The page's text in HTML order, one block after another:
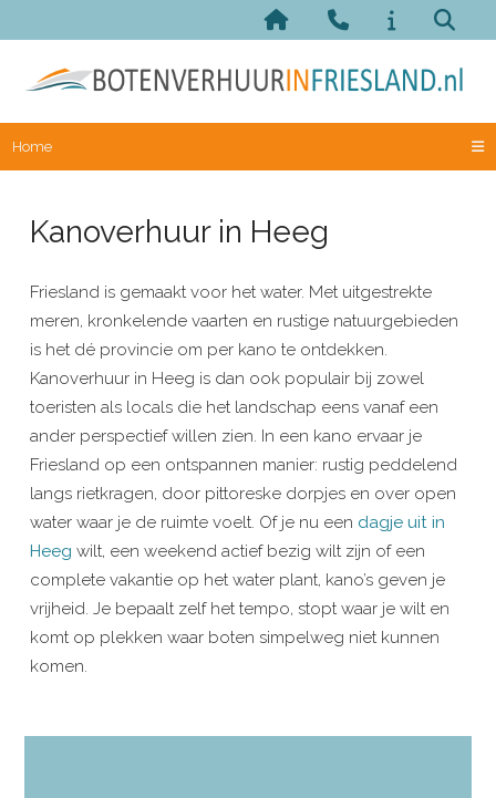
Home
Kanoverhuur in Heeg
Friesland is gemaakt voor het water. Met uitgestrekte
meren, kronkelende vaarten en rustige natuurgebieden
is het dé provincie om per kano te ontdekken.
Kanoverhuur in Heeg is dan ook populair bij zowel
toeristen als locals die het landschap eens vanaf een
ander perspectief willen zien. In een kano ervaar je
Friesland op een ontspannen manier: rustig peddelend
langs rietkragen, door pittoreske dorpjes en over open
water waar je de ruimte voelt. Of je nu een dagje uit in
Heeg wilt, een weekend actief bezig wilt zijn of een
complete vakantie op het water plant, kano’s geven je
vrijheid. Je bepaalt zelf het tempo, stopt waar je wilt en
komt op plekken waar boten simpelweg niet kunnen
komen.